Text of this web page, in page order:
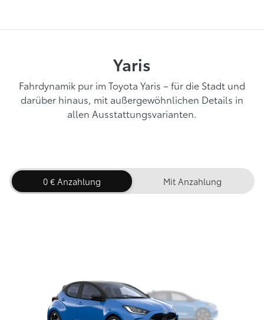
Yaris
Fahrdynamik pur im Toyota Yaris – für die Stadt und
darüber hinaus, mit außergewöhnlichen Details in
allen Ausstattungsvarianten.
0 € Anzahlung Mit Anzahlung